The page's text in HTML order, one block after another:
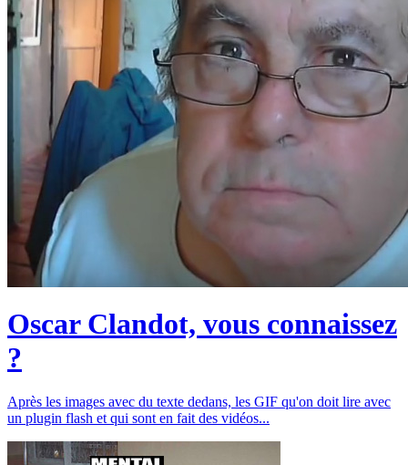
Oscar Clandot, vous connaissez
?
Après les images avec du texte dedans, les GIF qu'on doit lire avec
un plugin flash et qui sont en fait des vidéos...